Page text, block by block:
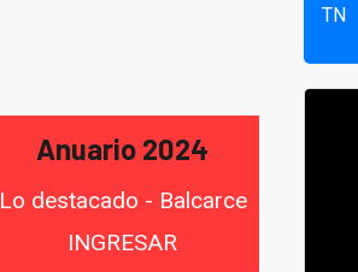
Anuario 2024
Lo destacado - Balcarce
INGRESAR
TN